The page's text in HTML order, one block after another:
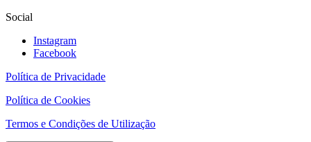
Social
Instagram
Facebook
Política de Privacidade
Política de Cookies
Termos e Condições de Utilização